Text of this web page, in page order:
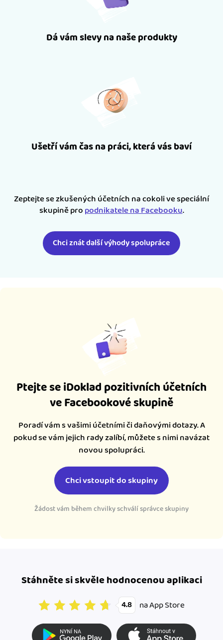
Dá vám slevy na naše produkty
Ušetří vám čas na práci, která vás baví
Zeptejte se zkušených účetních na cokoli ve speciální
skupině propodnikatele na Facebooku.
Chci znát další výhody spolupráce
Ptejte se iDoklad pozitivních účetních
ve Facebookové skupině
Poradí vám s vašimi účetními či daňovými dotazy. A
pokud se vám jejich rady zalíbí, můžete s nimi navázat
novou spolupráci.
Chci vstoupit do skupiny
Žádost vám během chvilky schválí správce skupiny
Stáhněte si skvěle hodnocenou aplikaci
4.8 na App Store